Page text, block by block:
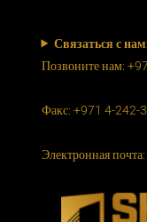
Связаться с
Позвоните нам:
Факс: +971 4-242-
Электронная